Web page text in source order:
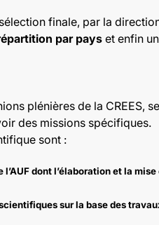
finale, par la
par payset enfin
plénières de la CREES,
des missions spécifiques.
sont :
dont l’élaboration et la
sur la base des